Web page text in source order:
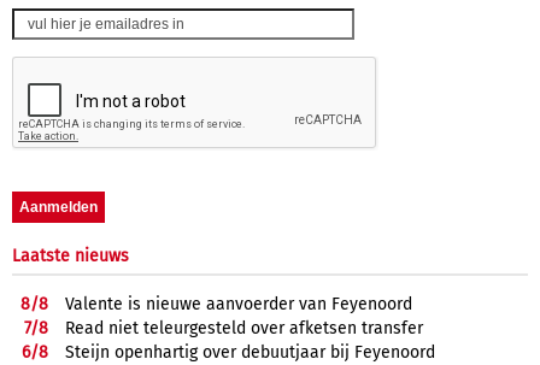
Laatste nieuws
8/8
Valente is nieuwe aanvoerder van Feyenoord
7/8
Read niet teleurgesteld over afketsen transfer
6/8
Steijn openhartig over debuutjaar bij Feyenoord